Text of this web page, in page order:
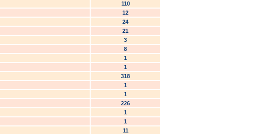
110
12
24
21
3
8
1
1
318
1
1
226
1
1
11